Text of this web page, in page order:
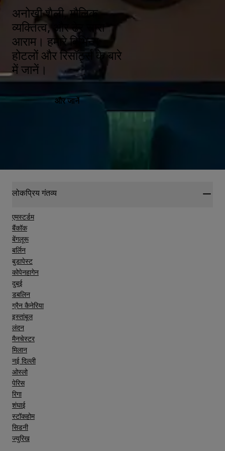
अनोखी शैली, मौलिक
व्यक्तित्व, और ढेर सारा
आराम। हमारे विभिन्न
होटलों और रिसॉर्ट्स के बारे
में जानें।
और जानें
लोकप्रिय गंतव्य
एमस्टर्डम
बैंकॉक
बेंगलूरू
बर्लिन
बुडापेस्ट
कोपेनहागेन
दुबई
डबलिन
ग्रैन कैनेरिया
इस्तांबूल
लंदन
मैनचेस्टर
मिलान
नई दिल्ली
ओस्लो
पेरिस
रिगा
शंघाई
स्टॉकहोम
सिडनी
ज्युरिख